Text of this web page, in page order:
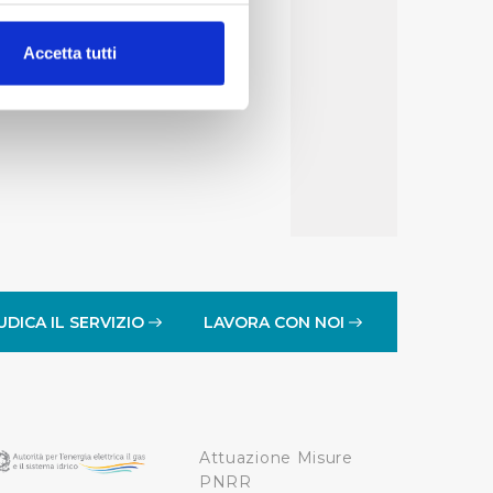
(impronte
che l’Utente ha fornito
i singoli cookie
Accetta tutti
IL SERVIZIO LAVORA CON NOI
Attuazione Misure
PNRR